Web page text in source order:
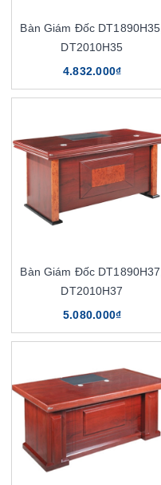
Bàn Giám Đốc DT1890H35,
DT2010H35
4.832.000₫
Bàn Giám Đốc DT1890H37,
DT2010H37
5.080.000₫